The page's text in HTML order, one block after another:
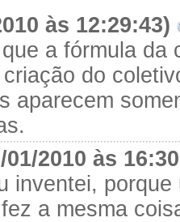
às 12:29:43)
a fórmula da
do
aparecem
2010 às
inventei, porque
a mesma